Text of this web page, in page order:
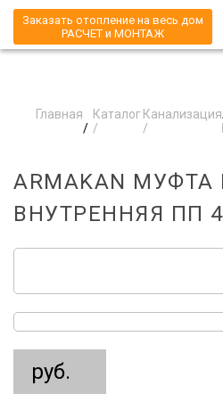
Заказать отопление на весь дом
РАСЧЕТ и МОНТАЖ
Главная
/
Каталог
/
Канализация
/
ARMAKAN
ВНУТРЕННЯЯ ПП
руб.